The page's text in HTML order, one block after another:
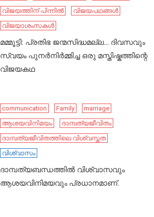
വിജയത്തിന് പിന്നിൽ
വിജയപഥങ്ങൾ
വിജയാശംസകൾ
മമ്മൂട്ടി: പ്രതിഭ ജന്മസിദ്ധമല്ല… ദിവസവും
സ്വയം പുനർനിർമ്മിച്ച ഒരു മസ്തിഷ്കത്തിന്റെ
വിജയകഥ
communication Family
marriage
ആശയവിനിമയം
ദാമ്പത്യജീവിതം
ദാമ്പത്യജീവിതത്തിലെ വിശ്വസ്തത
വിശ്വാസം
ദാമ്പത്യബന്ധത്തിൽ വിശ്വാസവും
ആശയവിനിമയവും പ്രധാനമാണ്.